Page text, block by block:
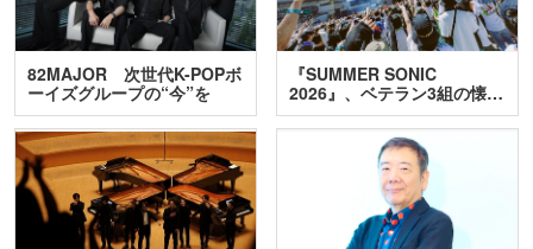
82MAJOR 次世代K-POPボ
ーイズグループの“今”を
訊…
『SUMMER SONIC
2026』、ベテラン3組の懐…